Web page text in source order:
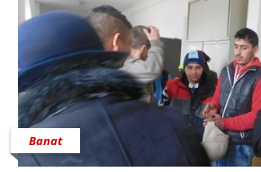
Banat